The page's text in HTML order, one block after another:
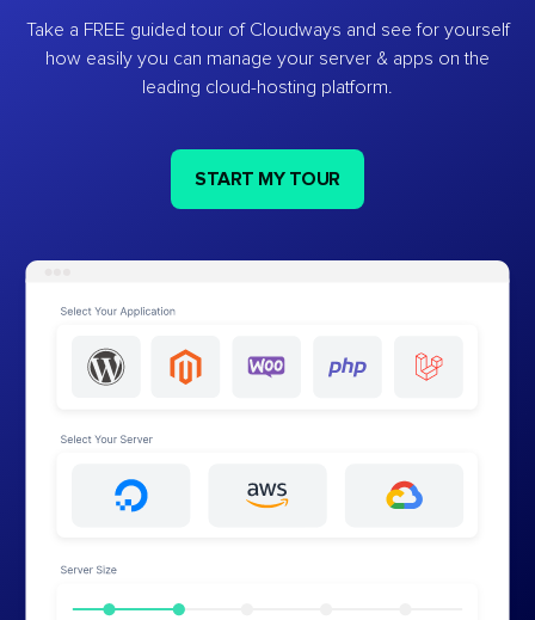
Take a FREE guided tour of Cloudways and see for yourself
how easily you can manage your server & apps on the
leading cloud-hosting platform.
START MY TOUR